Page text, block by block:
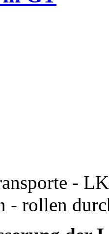
-
- rollen